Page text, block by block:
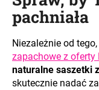
pachniała
Niezależnie od
zapachowe z oferty
naturalne saszetki
skutecznie nadać